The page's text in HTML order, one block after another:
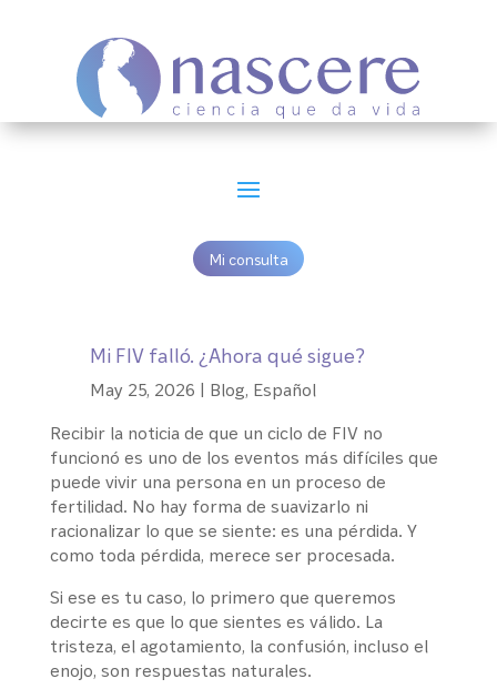
Mi consulta
Mi FIV falló. ¿Ahora qué sigue?
May 25, 2026 | Blog, Español
Recibir la noticia de que un ciclo de FIV no
funcionó es uno de los eventos más difíciles que
puede vivir una persona en un proceso de
fertilidad. No hay forma de suavizarlo ni
racionalizar lo que se siente: es una pérdida. Y
como toda pérdida, merece ser procesada.
Si ese es tu caso, lo primero que queremos
decirte es que lo que sientes es válido. La
tristeza, el agotamiento, la confusión, incluso el
enojo, son respuestas naturales.